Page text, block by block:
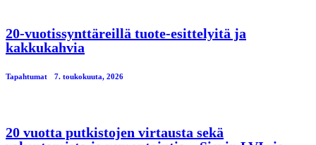
20-vuotissynttäreillä tuote-esittelyitä ja
kakkukahvia
Tapahtumat 7. toukokuuta, 2026
20 vuotta putkistojen virtausta sekä